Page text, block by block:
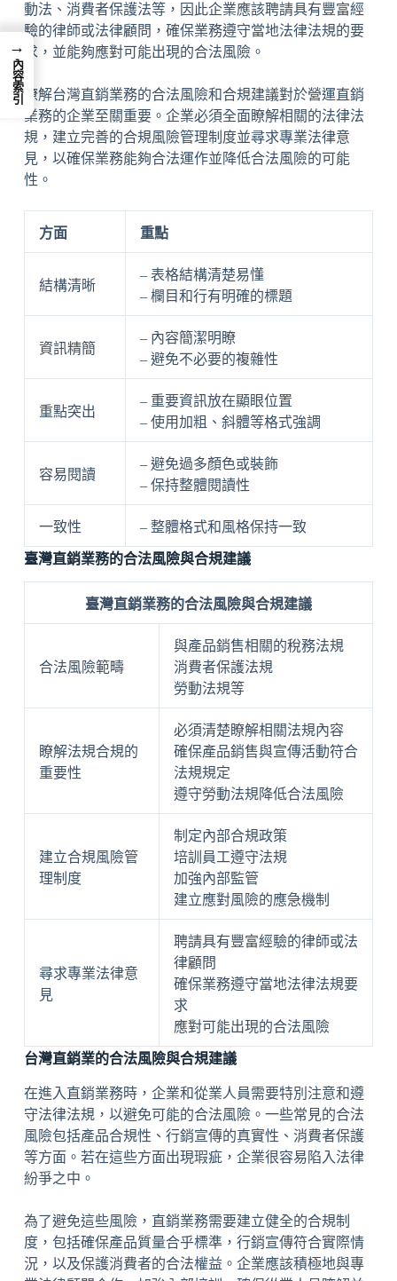
動法、消費者保護法等，因此企業應該聘請具有豐富經
驗的律師或法律顧問，確保業務遵守當地法律法規的要
求，並能夠應對可能出現的合法風險。
瞭解台灣直銷業務的合法風險和合規建議對於營運直銷
業務的企業至關重要。企業必須全面瞭解相關的法律法
規，建立完善的合規風險管理制度並尋求專業法律意
見，以確保業務能夠合法運作並降低合法風險的可能
性。
方面 重點
結構清晰
– 表格結構清楚易懂
– 欄目和行有明確的標題
資訊精簡
– 內容簡潔明瞭
– 避免不必要的複雜性
重點突出
– 重要資訊放在顯眼位置
– 使用加粗、斜體等格式強調
容易閱讀
– 避免過多顏色或裝飾
– 保持整體閱讀性
一致性 – 整體格式和風格保持一致
臺灣直銷業務的合法風險與合規建議
臺灣直銷業務的合法風險與合規建議
合法風險範疇
與產品銷售相關的稅務法規
消費者保護法規
勞動法規等
瞭解法規合規的
重要性
必須清楚瞭解相關法規內容
確保產品銷售與宣傳活動符合
法規規定
遵守勞動法規降低合法風險
建立合規風險管
理制度
制定內部合規政策
培訓員工遵守法規
加強內部監管
建立應對風險的應急機制
尋求專業法律意
見
聘請具有豐富經驗的律師或法
律顧問
確保業務遵守當地法律法規要
求
應對可能出現的合法風險
台灣直銷業的合法風險與合規建議
在進入直銷業務時，企業和從業人員需要特別注意和遵
守法律法規，以避免可能的合法風險。一些常見的合法
風險包括產品合規性、行銷宣傳的真實性、消費者保護
等方面。若在這些方面出現瑕疵，企業很容易陷入法律
紛爭之中。
為了避免這些風險，直銷業務需要建立健全的合規制
度，包括確保產品質量合乎標準，行銷宣傳符合實際情
況，以及保護消費者的合法權益。企業應該積極地與專
→
內容索引